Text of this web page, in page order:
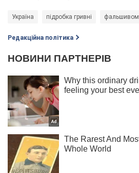
Україна підробка гривні
Редакційна політика